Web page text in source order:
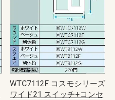
WTC7112F コスモシリーズ
ワイド21 スイッチ+コンセ